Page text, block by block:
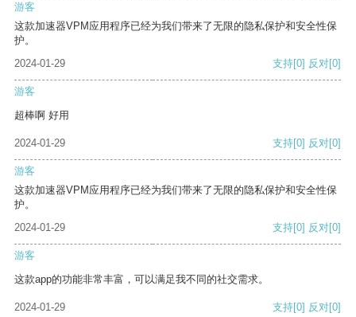
游客
这款加速器VPM应用程序已经为我们带来了无限的隐私保护和安全性保
护。
2024-01-29
支持[0] 反对[0]
游客
超棒啊 好用
2024-01-29 支持[0] 反对[0]
游客
这款加速器VPM应用程序已经为我们带来了无限的隐私保护和安全性保
护。
2024-01-29
支持[0] 反对[0]
游客
这款app的功能非常丰富，可以满足我不同的社交需求。
2024-01-29 支持[0] 反对[0]